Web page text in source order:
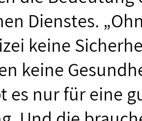
Dienstes.
keine
keine
es nur für eine